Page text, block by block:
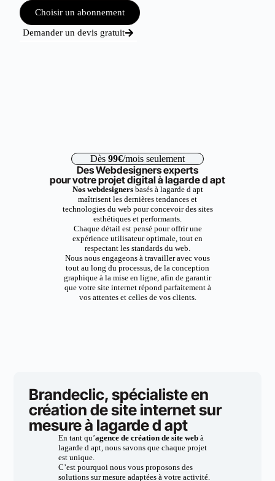
Choisir un abonnement
Demander un devis gratuit
Dès 99€/mois seulement
Des Webdesigners experts
pour votre projet digital à lagarde d apt
Nos webdesignersbasés à lagarde d apt
maîtrisent les dernières tendances et
technologies du web pour concevoir des sites
esthétiques et performants.
Chaque détail est pensé pour offrir une
expérience utilisateur optimale, tout en
respectant les standards du web.
Nous nous engageons à travailler avec vous
tout au long du processus, de la conception
graphique à la mise en ligne, afin de garantir
que votre site internet répond parfaitement à
vos attentes et celles de vos clients.
Brandeclic, spécialiste en
création de site internet sur
mesure à lagarde d apt
En tant qu’agence de création de site webà
lagarde d apt, nous savons que chaque projet
est unique.
C’est pourquoi nous vous proposons des
solutions sur mesure adaptées à votre activité.